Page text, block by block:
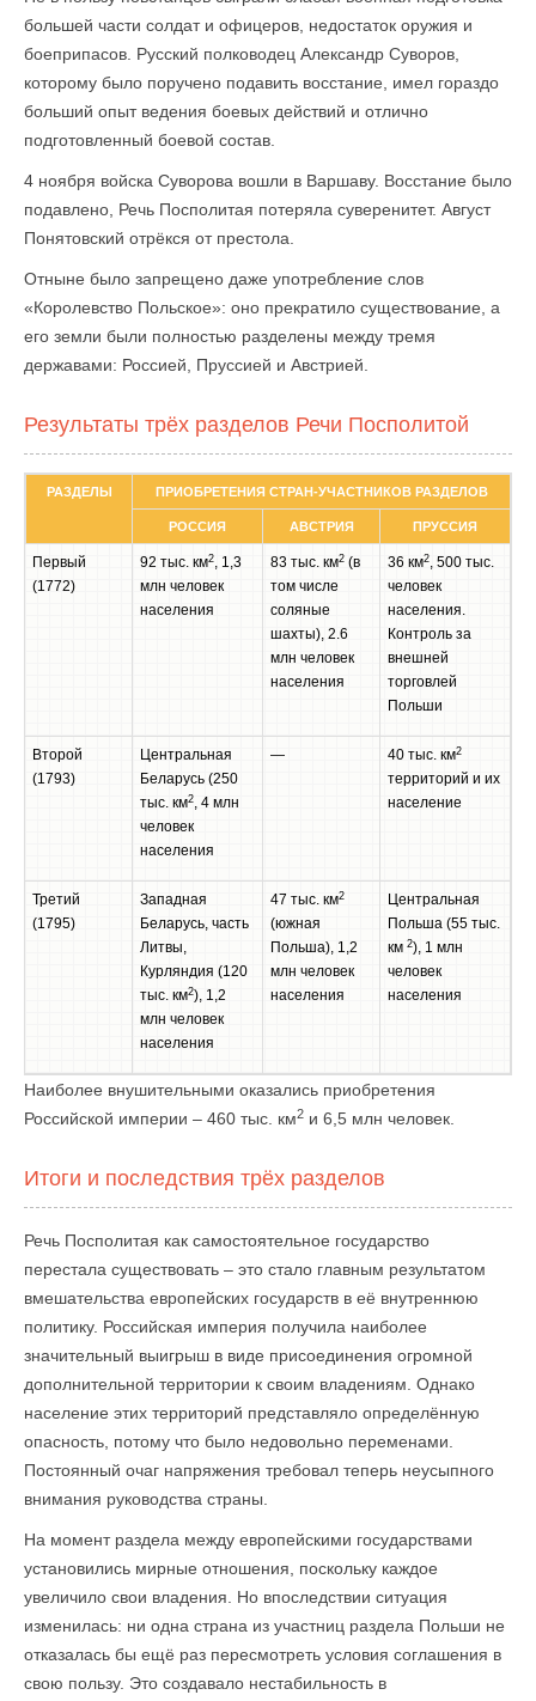
большей части солдат и офицеров, недостаток оружия и
боеприпасов. Русский полководец Александр Суворов,
которому было поручено подавить восстание, имел гораздо
больший опыт ведения боевых действий и отлично
подготовленный боевой состав.
4 ноября войска Суворова вошли в Варшаву. Восстание было
подавлено, Речь Посполитая потеряла суверенитет. Август
Понятовский отрёкся от престола.
Отныне было запрещено даже употребление слов
«Королевство Польское»: оно прекратило существование, а
его земли были полностью разделены между тремя
державами: Россией, Пруссией и Австрией.
Результаты трёх разделов Речи Посполитой
РАЗДЕЛЫ ПРИОБРЕТЕНИЯ СТРАН-УЧАСТНИКОВ РАЗДЕЛОВ
РОССИЯ АВСТРИЯ ПРУССИЯ
Первый
(1772)
92 тыс. км2, 1,3
млн человек
населения
83 тыс. км2 (в
том числе
соляные
шахты), 2.6
млн человек
населения
36 км2, 500 тыс.
человек
населения.
Контроль за
внешней
торговлей
Польши
Второй
(1793)
Центральная
Беларусь (250
тыс. км2, 4 млн
человек
населения
— 40 тыс. км2
территорий и их
население
Третий
(1795)
Западная
Беларусь, часть
Литвы,
Курляндия (120
тыс. км2), 1,2
млн человек
населения
47 тыс. км2
(южная
Польша), 1,2
млн человек
населения
Центральная
Польша (55 тыс.
км 2), 1 млн
человек
населения
Наиболее внушительными оказались приобретения
Российской империи – 460 тыс. км2 и 6,5 млн человек.
Итоги и последствия трёх разделов
Речь Посполитая как самостоятельное государство
перестала существовать – это стало главным результатом
вмешательства европейских государств в её внутреннюю
политику. Российская империя получила наиболее
значительный выигрыш в виде присоединения огромной
дополнительной территории к своим владениям. Однако
население этих территорий представляло определённую
опасность, потому что было недовольно переменами.
Постоянный очаг напряжения требовал теперь неусыпного
внимания руководства страны.
На момент раздела между европейскими государствами
установились мирные отношения, поскольку каждое
увеличило свои владения. Но впоследствии ситуация
изменилась: ни одна страна из участниц раздела Польши не
отказалась бы ещё раз пересмотреть условия соглашения в
свою пользу. Это создавало нестабильность в